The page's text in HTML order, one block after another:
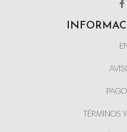
TÉRMINOS